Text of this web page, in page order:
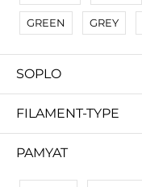
GREEN GREY
SOPLO
FILAMENT-TYPE
PAMYAT